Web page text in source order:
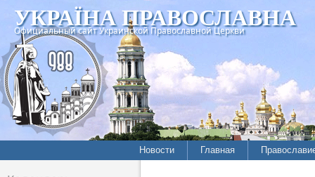
УКРАЇНА ПРАВОСЛАВНА
Официальный сайт Украинской Православной Церкви
Новости Главная